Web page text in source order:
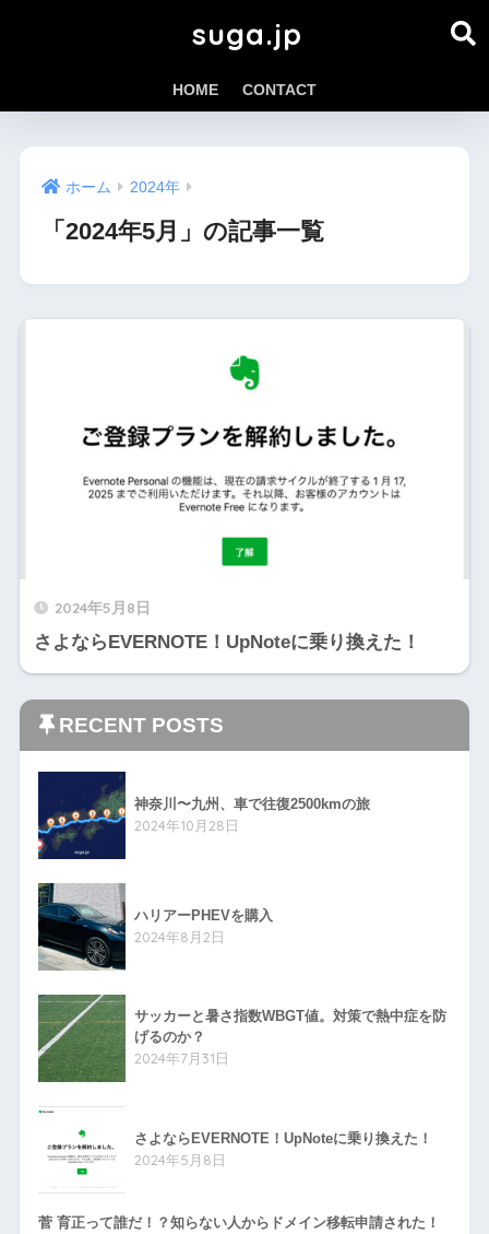
suga.jp
HOME CONTACT
ホーム 2024年
「2024年5月」の記事一覧
2024年5月8日
さよならEVERNOTE！UpNoteに乗り換えた！
RECENT POSTS
神奈川〜九州、車で往復2500kmの旅
2024年10月28日
ハリアーPHEVを購入
2024年8月2日
サッカーと暑さ指数WBGT値。対策で熱中症を防
げるのか？
2024年7月31日
さよならEVERNOTE！UpNoteに乗り換えた！
2024年5月8日
菅 育正って誰だ！？知らない人からドメイン移転申請された！